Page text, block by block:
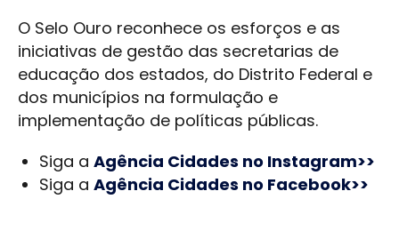
O Selo Ouro reconhece os esforços e as
iniciativas de gestão das secretarias de
educação dos estados, do Distrito Federal e
dos municípios na formulação e
implementação de políticas públicas.
Siga a Agência Cidades no Instagram>>
Siga a Agência Cidades no Facebook>>